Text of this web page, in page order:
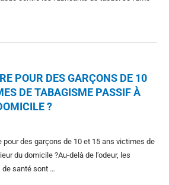
POUR DES GARÇONS DE 10
DE TABAGISME PASSIF À
?
pour des garçons de 10 et 15 ans victimes de
du domicile ?Au-delà de l’odeur, les
santé sont …